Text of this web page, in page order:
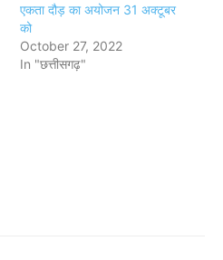
एकता दौड़ का अयोजन 31 अक्टूबर
को
October 27, 2022
In "छत्तीसगढ़"